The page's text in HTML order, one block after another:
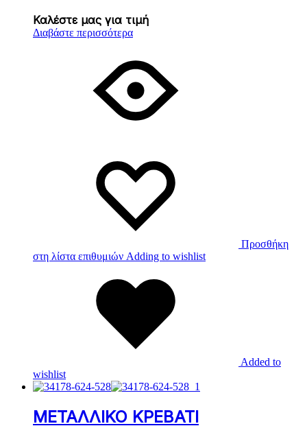
Καλέστε μας για τιμή
Διαβάστε περισσότερα
Προσθήκη
στη λίστα επιθυμιών Adding to wishlist
Added to
wishlist
ΜΕΤΑΛΛΙΚΟ ΚΡΕΒΑΤΙ